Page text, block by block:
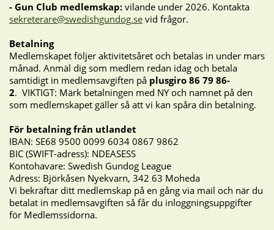
- Gun Club medlemskap: vilande under 2026. Kontakta
sekreterare@swedishgundog.se vid frågor.
Betalning
Medlemskapet följer aktivitetsåret och betalas in under mars
månad. Anmäl dig som medlem redan idag och betala
samtidigt in medlemsavgiften på plusgiro 86 79 86-
2. VIKTIGT: Märk betalningen med NY och namnet på den
som medlemskapet gäller så att vi kan spåra din betalning.
För betalning från utlandet
IBAN: SE68 9500 0099 6034 0867 9862
BIC (SWIFT-adress): NDEASESS
Kontohavare: Swedish Gundog League
Adress: Björkåsen Nyekvarn, 342 63 Moheda
Vi bekräftar ditt medlemskap på en gång via mail och när du
betalat in medlemsavgiften så får du inloggningsuppgifter
för Medlemssidorna.